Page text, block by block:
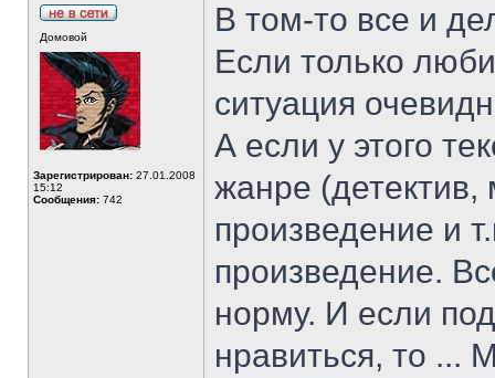
Домовой
Зарегистрирован: 27.01.2008
15:12
Сообщения: 742
В том-то все и
Если только
ситуация
А если у этого
жанре
произведение и
произведение.
норму. И если
нравиться, то ...